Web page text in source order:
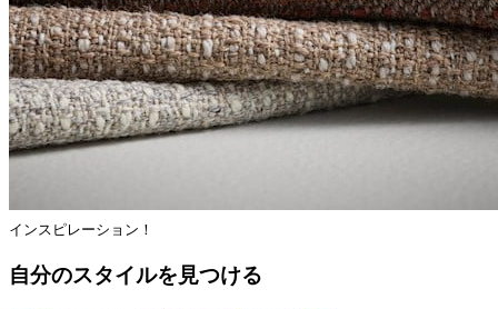
インスピレーション！
自分のスタイルを見つける